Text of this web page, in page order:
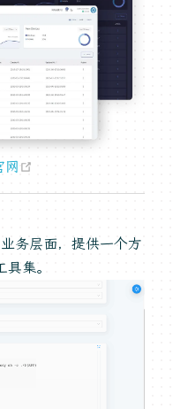
new window)
网
务层面，提供一个方
集。